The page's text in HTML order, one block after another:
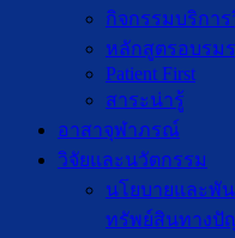
กิจกรรมบริกา
หลักสูตรอบรม
Patient First
สาระน่ารู้
อาสาจุฬาภรณ์
วิจัยและนวัตกรรม
นโยบายและพั
ทรัพย์สินทางปั